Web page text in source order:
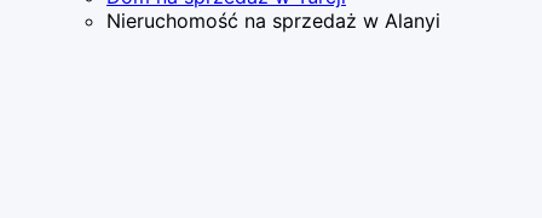
Nieruchomość na sprzedaż w Alanyi